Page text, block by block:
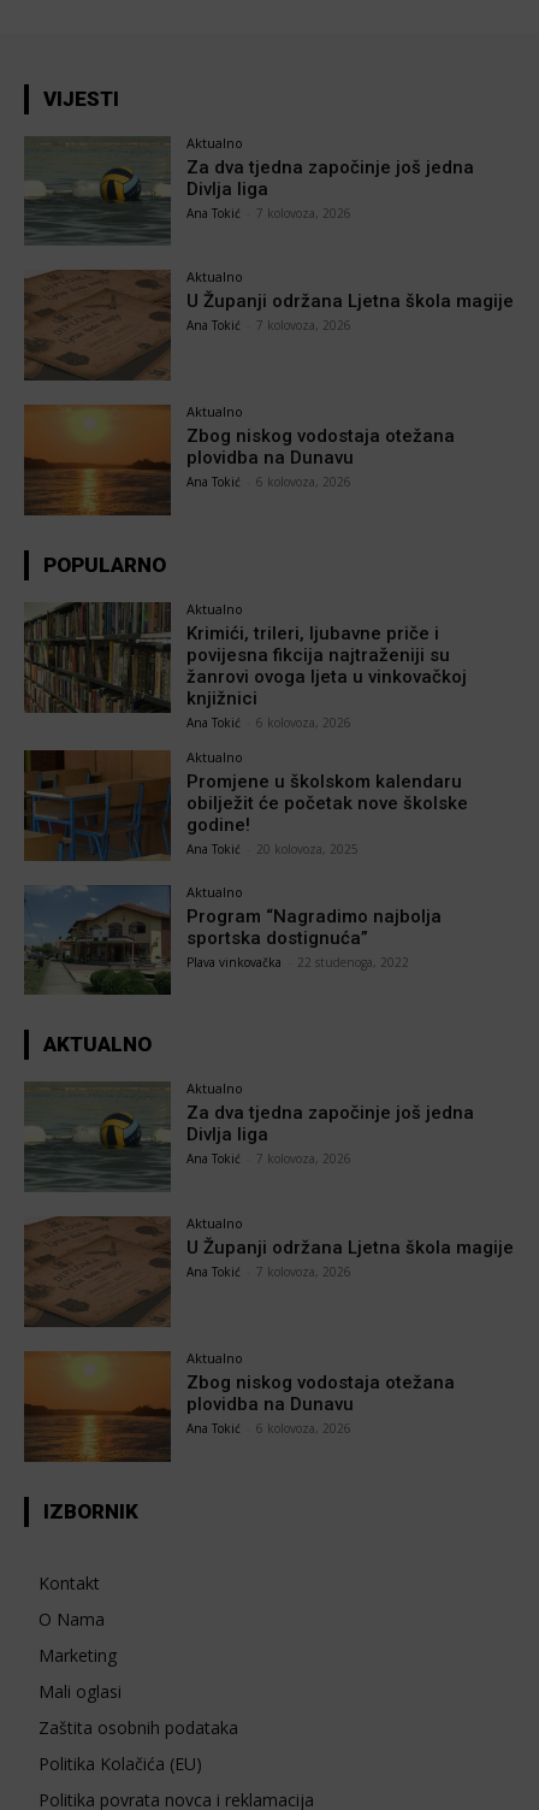
VIJESTI
Aktualno
Za dva tjedna započinje još jedna
Divlja liga
Ana Tokić 7 kolovoza, 2026
Aktualno
U Županji održana Ljetna škola magije
Ana Tokić 7 kolovoza, 2026
Aktualno
Zbog niskog vodostaja otežana
plovidba na Dunavu
Ana Tokić 6 kolovoza, 2026
POPULARNO
Aktualno
Krimići, trileri, ljubavne priče i
povijesna fikcija najtraženiji su
žanrovi ovoga ljeta u vinkovačkoj
knjižnici
Ana Tokić 6 kolovoza, 2026
Aktualno
Promjene u školskom kalendaru
obilježit će početak nove školske
godine!
Ana Tokić 20 kolovoza, 2025
Aktualno
Program “Nagradimo najbolja
sportska dostignuća”
Plava vinkovačka 22 studenoga, 2022
AKTUALNO
Aktualno
Za dva tjedna započinje još jedna
Divlja liga
Ana Tokić 7 kolovoza, 2026
Aktualno
U Županji održana Ljetna škola magije
Ana Tokić 7 kolovoza, 2026
Aktualno
Zbog niskog vodostaja otežana
plovidba na Dunavu
Ana Tokić 6 kolovoza, 2026
IZBORNIK
Kontakt
O Nama
Marketing
Mali oglasi
Zaštita osobnih podataka
Politika Kolačića (EU)
Politika povrata novca i reklamacija